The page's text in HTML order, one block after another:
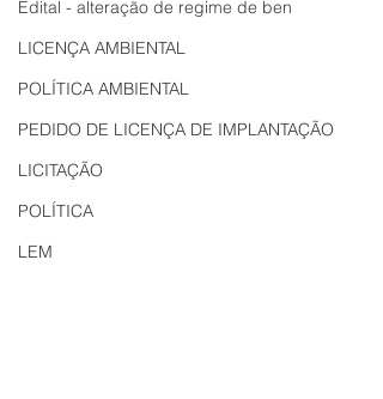
Edital - alteração de regime de ben
LICENÇA AMBIENTAL
POLÍTICA AMBIENTAL
PEDIDO DE LICENÇA DE IMPLANTAÇÃO
LICITAÇÃO
POLÍTICA
LEM